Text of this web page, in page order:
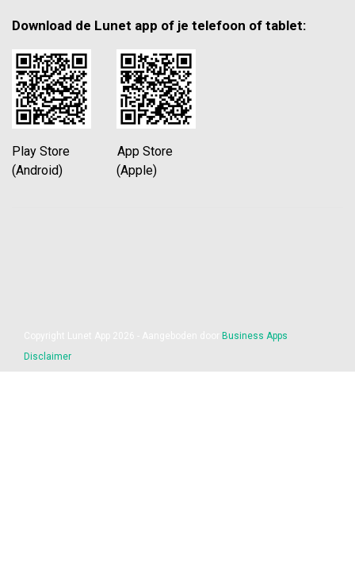
Download de Lunet app of je telefoon of tablet:
Play Store App Store
(Android) (Apple)
Business Apps
Disclaimer